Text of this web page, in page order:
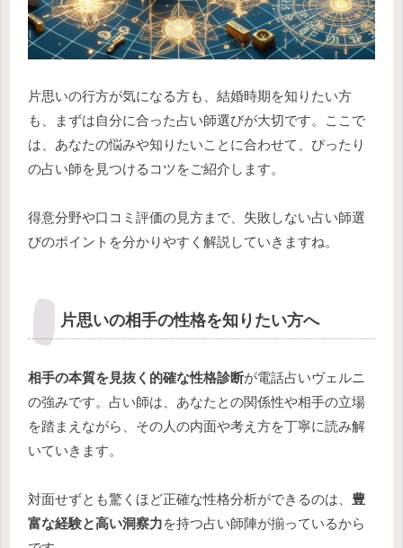
片思いの行方が気になる方も、結婚時期を知りたい方
も、まずは自分に合った占い師選びが大切です。ここで
は、あなたの悩みや知りたいことに合わせて、ぴったり
の占い師を見つけるコツをご紹介します。
得意分野や口コミ評価の見方まで、失敗しない占い師選
びのポイントを分かりやすく解説していきますね。
片思いの相手の性格を知りたい方へ
相手の本質を見抜く的確な性格診断が電話占いヴェルニ
の強みです。占い師は、あなたとの関係性や相手の立場
を踏まえながら、その人の内面や考え方を丁寧に読み解
いていきます。
対面せずとも驚くほど正確な性格分析ができるのは、 豊
富な経験と高い洞察力を持つ占い師陣が揃っているから